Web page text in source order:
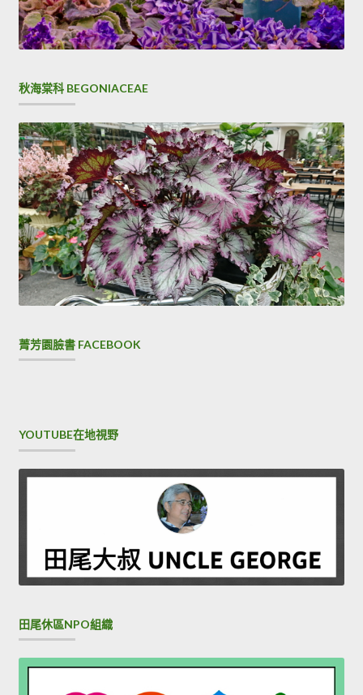
秋海棠科 BEGONIACEAE
菁芳園臉書 FACEBOOK
YOUTUBE在地視野
田尾休區NPO組織